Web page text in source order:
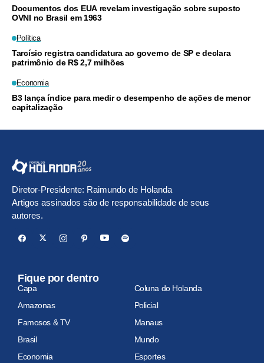
Documentos dos EUA revelam investigação sobre suposto
OVNI no Brasil em 1963
Política
Tarcísio registra candidatura ao governo de SP e declara
patrimônio de R$ 2,7 milhões
Economia
B3 lança índice para medir o desempenho de ações de menor
capitalização
Diretor-Presidente: Raimundo de Holanda
Artigos assinados são de responsabilidade de seus
autores.
Fique por dentro
Capa
Coluna do Holanda
Amazonas
Policial
Famosos & TV
Manaus
Brasil
Mundo
Economia
Esportes